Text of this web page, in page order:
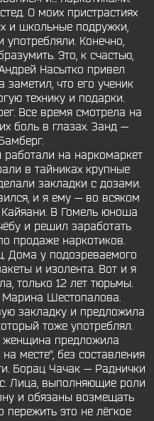
О моих пристрастиях
и школьные подружки,
Конечно,
Это, к счастью,
Насытко привел
что его ученик
технику и подарки.
Все время смотрела на
боль в глазах. Занд —
на наркомаркет
в тайниках крупные
закладки с дозами.
и я ему — во всяком
В Гомель юноша
и решил заработать
продаже наркотиков.
Дома у подозреваемого
и изолента. Вот и я
только 12 лет тюрьмы.
Шестопалова.
закладку и предложила
тоже употреблял.
женщина предложила
месте", без составления
Борац Чачак — Раднички
Лица, выполняющие роли
и обязаны возмещать
это не лёгкое